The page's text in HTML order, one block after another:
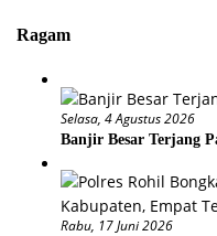
Ragam
Selasa, 4 Agustus 2026
Banjir Besar Terjang
Rabu, 17 Juni 2026